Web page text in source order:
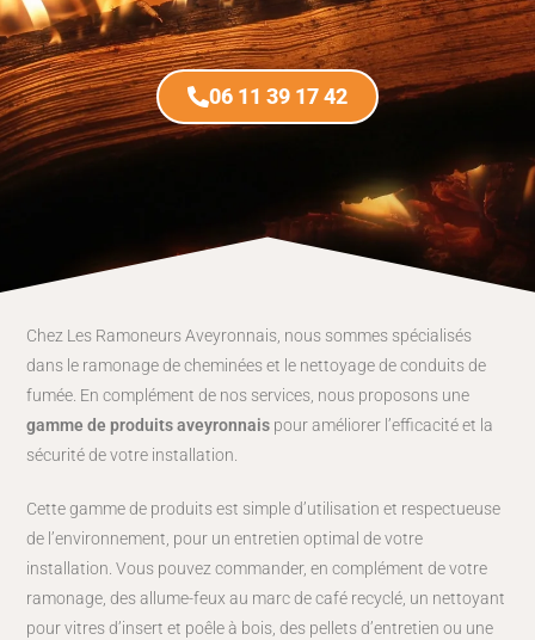
06 11 39 17 42
Chez Les Ramoneurs Aveyronnais, nous sommes spécialisés
dans le ramonage de cheminées et le nettoyage de conduits de
fumée. En complément de nos services, nous proposons une
gamme de produits aveyronnais pour améliorer l’efficacité et la
sécurité de votre installation.
Cette gamme de produits est simple d’utilisation et respectueuse
de l’environnement, pour un entretien optimal de votre
installation. Vous pouvez commander, en complément de votre
ramonage, des allume-feux au marc de café recyclé, un nettoyant
pour vitres d’insert et poêle à bois, des pellets d’entretien ou une